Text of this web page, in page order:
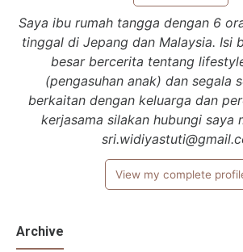
Saya ibu rumah tangga dengan 6
tinggal di Jepang dan Malaysia. Isi
besar bercerita tentang
(pengasuhan anak) dan segala
berkaitan dengan keluarga dan
kerjasama silakan hubungi saya
View my complete
Archive